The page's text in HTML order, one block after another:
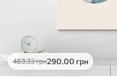
483.33грн290.00 грн